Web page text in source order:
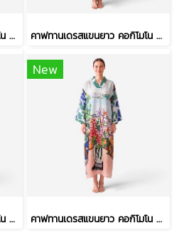
คาฟทานเดรสแขนยาว คอกิโมโน - สีดำ : ลายดอกเฮลิโคเนีย บนริ้วใบดำ-ขาว คาฟทานเดรสแขนยาว คอกิโมโน - สีดำ : ลายวงพู่กันหนา และเส้นตารางสเก็ตช์
คาฟทานเดรสแขนยาว คอกิโมโน - สีแดง : ลายเจ้าเหมียวจอมซนกับโหลปลาทอง
New
คาฟทานเดรสแขนยาว คอกิโมโน - สีฟ้า : ลายแจกันดอกไม้ ริมวิวทะเล